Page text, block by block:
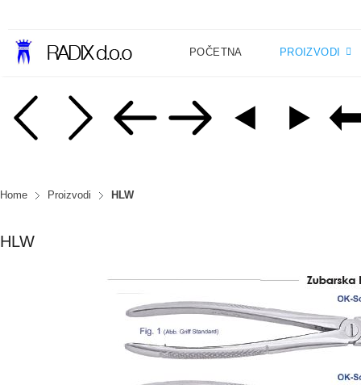
POČETNA PROIZVODI
Home Proizvodi HLW
HLW